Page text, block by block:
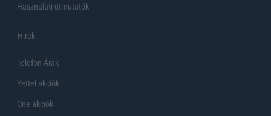
Használati útmutatók
Hirek
Telefon Árak
Yettel akciók
One akciók